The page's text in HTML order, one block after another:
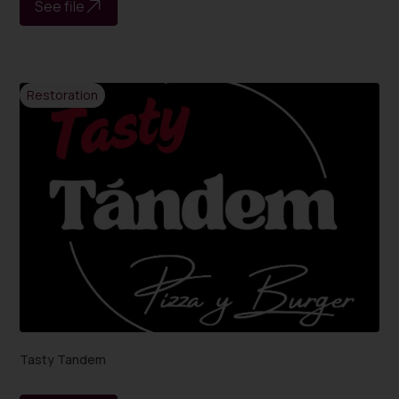
See file
Restoration
Tasty Tandem